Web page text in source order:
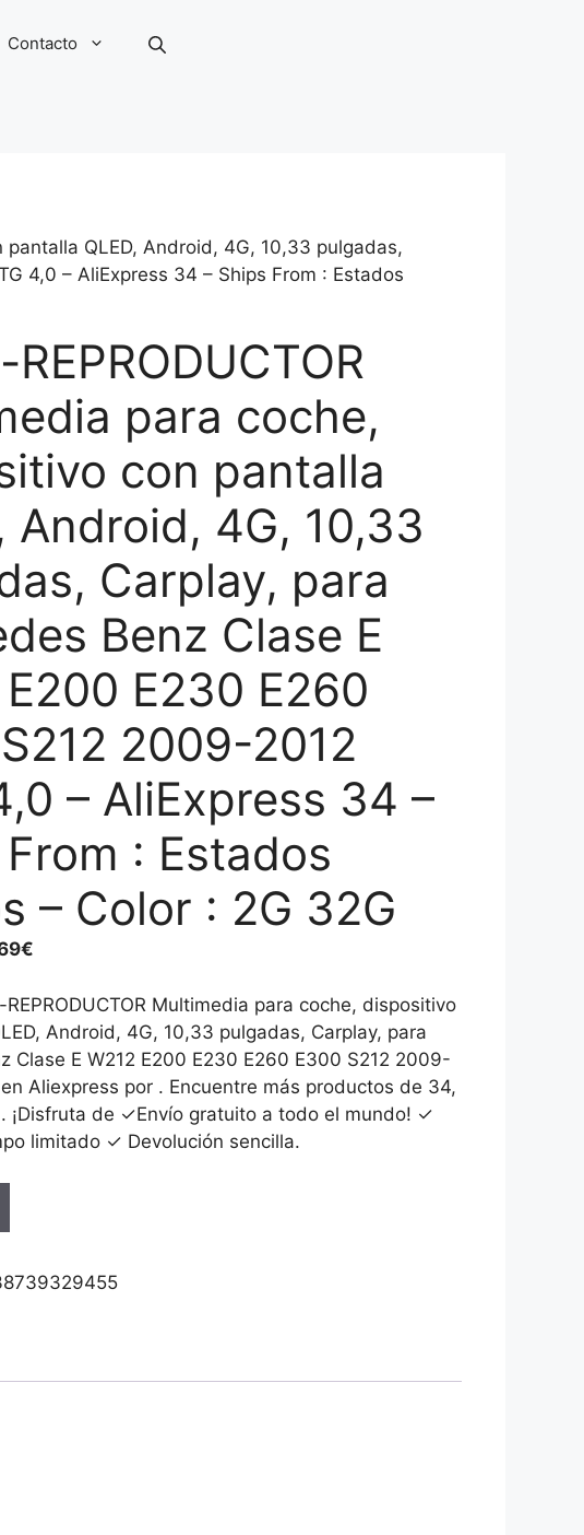
Contacto
QLED, Android, 4G, 10,33 pulgadas,
4,0 – AliExpress 34 – Ships From : Estados
para coche,
con pantalla
Android, 4G, 10,33
Carplay, para
Benz Clase E
E230 E260
2009-2012
– AliExpress 34 –
: Estados
– Color : 2G 32G
€
actual
es:
235.69€.
Multimedia para coche, dispositivo
Android, 4G, 10,33 pulgadas, Carplay, para
Clase E W212 E200 E230 E260 E300 S212 2009-
Aliexpress por . Encuentre más productos de 34,
¡Disfruta de ✓Envío gratuito a todo el mundo! ✓
limitado ✓ Devolución sencilla.